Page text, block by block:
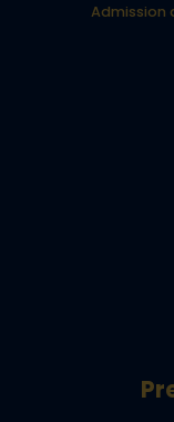
Admission